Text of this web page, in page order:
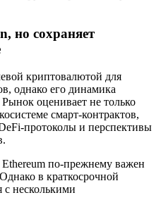
но сохраняет
криптовалютой для
однако его динамика
оценивает не только
смарт-контрактов,
протоколы и перспективы
по-прежнему важен
в краткосрочной
с несколькими